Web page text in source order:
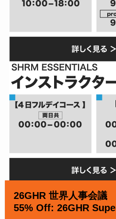
26GHR 世界人事会議
55% Off: 26GHR